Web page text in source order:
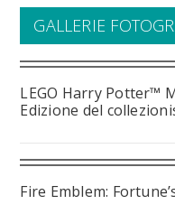
GALLERIE
LEGO Harry Potter™
Edizione del
Fire Emblem: